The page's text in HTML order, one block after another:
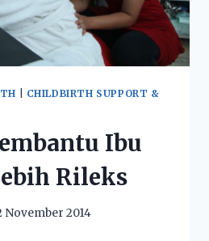
CHILDBIRTH SUPPORT &
Ibu
Rileks
November 2014